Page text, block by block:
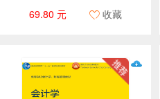
69.80 元 收藏